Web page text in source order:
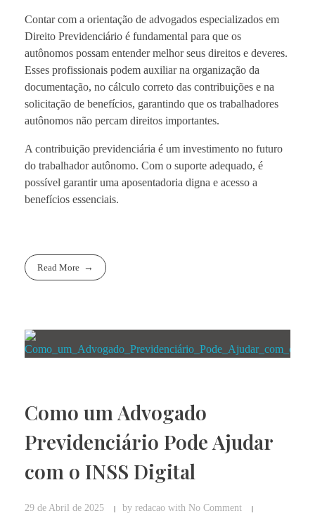
Contar com a orientação de advogados especializados em
Direito Previdenciário é fundamental para que os
autônomos possam entender melhor seus direitos e deveres.
Esses profissionais podem auxiliar na organização da
documentação, no cálculo correto das contribuições e na
solicitação de benefícios, garantindo que os trabalhadores
autônomos não percam direitos importantes.
A contribuição previdenciária é um investimento no futuro
do trabalhador autônomo. Com o suporte adequado, é
possível garantir uma aposentadoria digna e acesso a
benefícios essenciais.
Read More
Como um Advogado
Previdenciário Pode Ajudar
com o INSS Digital
29 de Abril de 2025 by redacao with No Comment